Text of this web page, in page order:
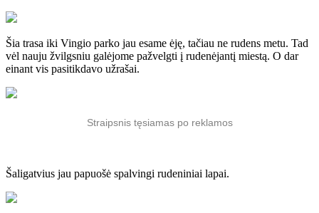
Šia trasa iki Vingio parko jau esame ėję, tačiau ne rudens metu. Tad
vėl nauju žvilgsniu galėjome pažvelgti į rudenėjantį miestą. O dar
einant vis pasitikdavo užrašai.
Straipsnis tęsiamas po reklamos
Šaligatvius jau papuošė spalvingi rudeniniai lapai.